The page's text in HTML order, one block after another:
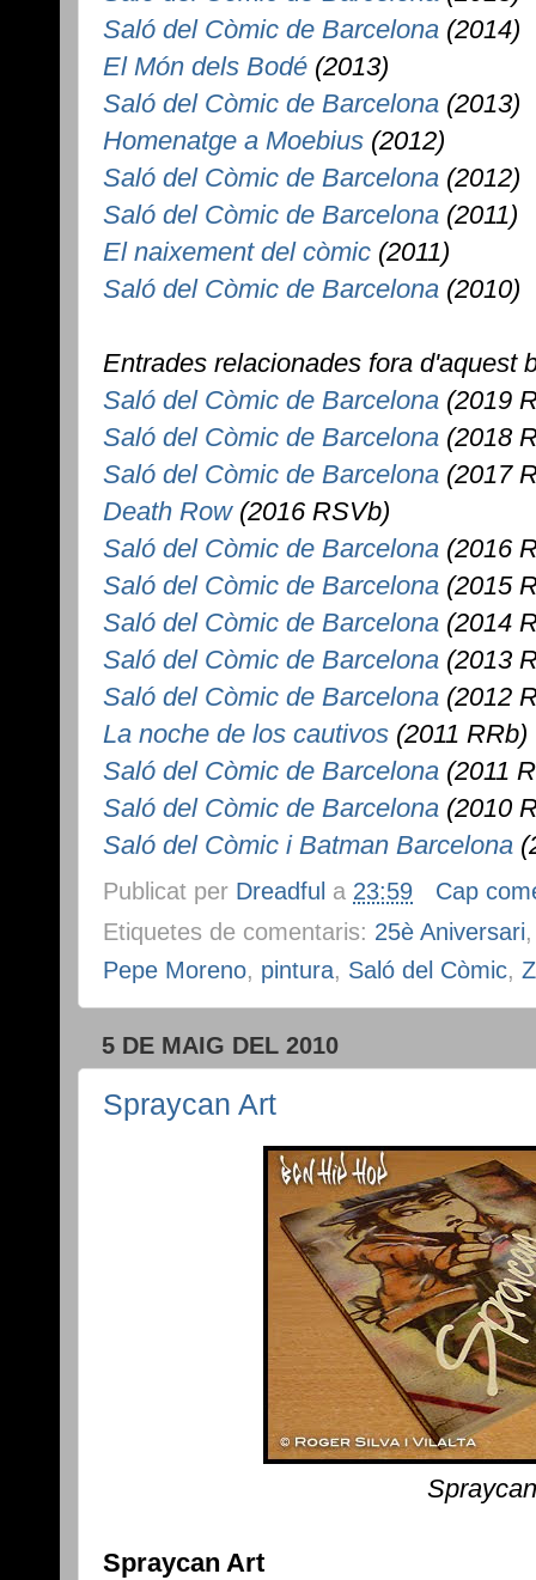
Saló del Còmic de Barcelona (2014)
El Món dels Bodé (2013)
Saló del Còmic de Barcelona (2013)
Homenatge a Moebius (2012)
Saló del Còmic de Barcelona (2012)
Saló del Còmic de Barcelona (2011)
El naixement del còmic (2011)
Saló del Còmic de Barcelona (2010)
Entrades relacionades fora d'aquest
Saló del Còmic de Barcelona (2019
Saló del Còmic de Barcelona (2018
Saló del Còmic de Barcelona (2017
Death Row(2016 RSVb)
Saló del Còmic de Barcelona (2016
Saló del Còmic de Barcelona (2015
Saló del Còmic de Barcelona (2014
Saló del Còmic de Barcelona (2013
Saló del Còmic de Barcelona (2012
La noche de los cautivos (2011 RRb)
Saló del Còmic de Barcelona (2011
Saló del Còmic de Barcelona (2010
Saló del Còmic i Batman Barcelona
Publicat per Dreadful a 23:59
Cap
Etiquetes de comentaris: 25è Aniversari
Pepe Moreno, pintura, Saló del Còmic,
5 DE MAIG DEL 2010
Spraycan Art
Spraycan Art